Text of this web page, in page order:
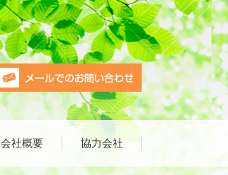
会社概要 協力会社